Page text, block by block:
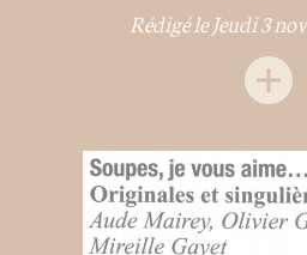
Rédigé le Jeudi 3